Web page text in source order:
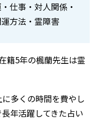
仕事・対人関係・
方法・霊障害
籍5年の楓蘭先生は霊
多くの時間を費やし
年活躍してきた占い